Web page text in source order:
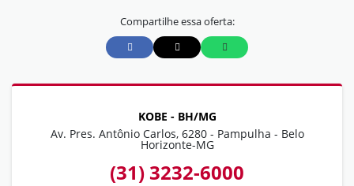
Compartilhe essa oferta:
KOBE - BH/MG
Av. Pres. Antônio Carlos, 6280 - Pampulha - Belo
Horizonte-MG
(31) 3232-6000